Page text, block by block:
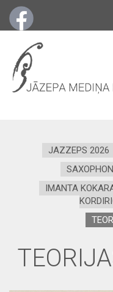
JAZZEPS 2026
IMANTA